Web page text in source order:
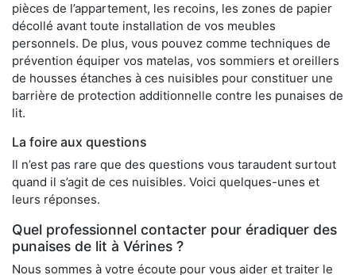
pièces de l’appartement, les recoins, les zones de papier
décollé avant toute installation de vos meubles
personnels. De plus, vous pouvez comme techniques de
prévention équiper vos matelas, vos sommiers et oreillers
de housses étanches à ces nuisibles pour constituer une
barrière de protection additionnelle contre les punaises de
lit.
La foire aux questions
Il n’est pas rare que des questions vous taraudent surtout
quand il s’agit de ces nuisibles. Voici quelques-unes et
leurs réponses.
Quel professionnel contacter pour éradiquer des
punaises de lit à Vérines ?
Nous sommes à votre écoute pour vous aider et traiter le